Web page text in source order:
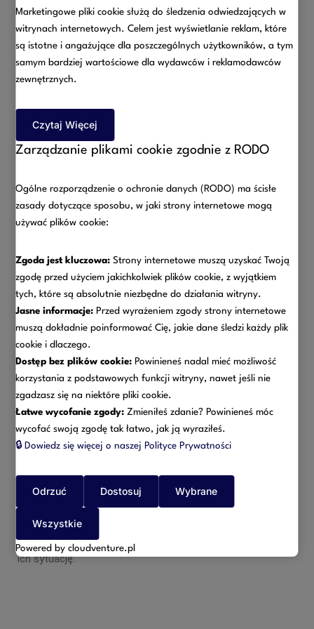
Będziesz mógł się przemieszczać, aby zrobić
niezbędne zakupy, wykupić lekarstwa, udać się do
lekarza, opiekować się bliskimi, wyprowadzić psa.
Przemieszczać się będzie można jedynie w grupie
do dwóch osób. Obostrzenie to nie dotyczy rodzin.
zaliczyć spacer, wyjście w celach sportowych,
wyjście do lasu – ale z zachowaniem ograniczeń
odległości oraz limitu przemieszczających się osób
(maksymalnie dwie osoby).
Transportem publicznym można przewozić, w tym
samym czasie, nie więcej osób, niż wynosi połowa miejsc
siedzących.
i zebrań niezależnie od ich rodzaju,z wyłączeniem
spotkań z małżonkiem, rodzicami, rodzicami
małżonka, dziećmi, rodzeństwem, osobą
pozostającą w stosunku przysposobienia oraz jej
małżonkiem, a także osobą pozostającą we
wspólnym pożyciu (konkubinat) i jej najbliższymi
Co istotne ograniczenie dotyczące spotkań nie dotyczy
tych związanych z wykonywaniem czynności zawodowych
lub zadań służbowych, działalności gospodarczej i rolniczej.
Powyższe ograniczenia wprowadzone zostały do dnia 11
Wciąż oczekujemy projektów aktów prawnych mających
określać zasady i warunki „Tarczy Antykryzysowej”. Wielu
przedsiębiorców oczekuje rozwiązań mogących poprawić
ich sytuację.
Marketingowe pliki cookie służą do śledzenia odwiedzających w
witrynach internetowych. Celem jest wyświetlanie reklam, które
są istotne i angażujące dla poszczególnych użytkowników, a tym
samym bardziej wartościowe dla wydawców i reklamodawców
zewnętrznych.
Czytaj Więcej
Zarządzanie plikami cookie zgodnie z RODO
Ogólne rozporządzenie o ochronie danych (RODO) ma ścisłe
zasady dotyczące sposobu, w jaki strony internetowe mogą
używać plików cookie:
Zgoda jest kluczowa: Strony internetowe muszą uzyskać Twoją
zgodę przed użyciem jakichkolwiek plików cookie, z wyjątkiem
tych, które są absolutnie niezbędne do działania witryny.
Jasne informacje: Przed wyrażeniem zgody strony internetowe
muszą dokładnie poinformować Cię, jakie dane śledzi każdy plik
cookie i dlaczego.
Dostęp bez plików cookie: Powinieneś nadal mieć możliwość
korzystania z podstawowych funkcji witryny, nawet jeśli nie
zgadzasz się na niektóre pliki cookie.
Łatwe wycofanie zgody: Zmieniłeś zdanie? Powinieneś móc
wycofać swoją zgodę tak łatwo, jak ją wyraziłeś.
🔒 Dowiedz się więcej o naszej Polityce Prywatności
Odrzuć Dostosuj Wybrane
Wszystkie
Powered by cloudventure.pl